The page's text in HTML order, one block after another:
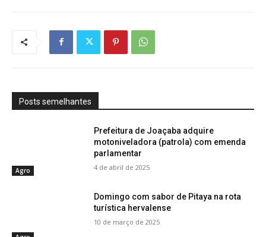
Posts semelhantes
Agro
Prefeitura de Joaçaba adquire
motoniveladora (patrola) com emenda
parlamentar
4 de abril de 2025
Domingo com sabor de Pitaya na rota
turística hervalense
10 de março de 2025